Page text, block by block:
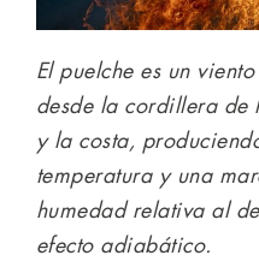
El puelche es un
desde la cordillera de
y la costa,
temperatura y una
humedad relativa al
efecto adiabático.